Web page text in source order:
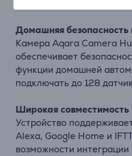
Домашняя безопасность
Камера Aqara Camera
обеспечивает
функции домашней
подключать до 128
Широкая совместимость
Устройство
Alexa, Google Home и
возможности